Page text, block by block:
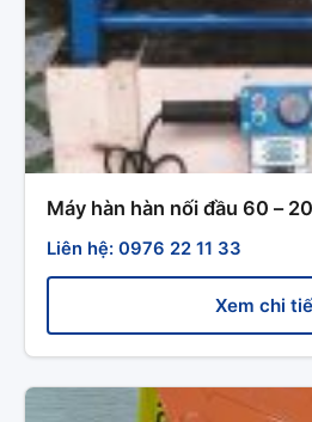
Máy hàn hàn nối đầu 60 –
Liên hệ: 0976 22 11 33
Xem chi